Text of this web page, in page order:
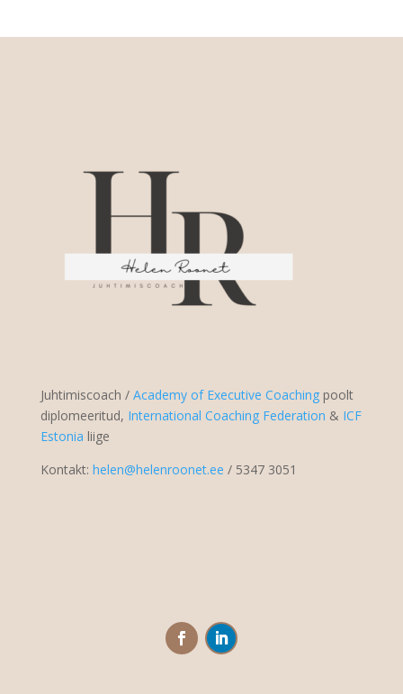
Juhtimiscoach / Academy of Executive Coachingpoolt
diplomeeritud, International Coaching Federation & ICF
Estonia liige
Kontakt: helen@helenroonet.ee / 5347 3051